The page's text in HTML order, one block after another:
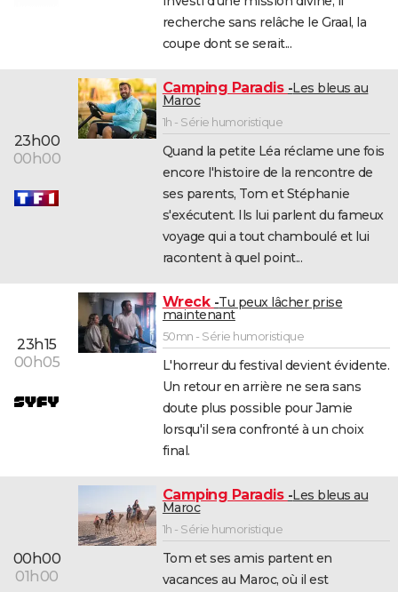
BONS PLANS
CARTE DE VOEUX
Carte de Noël
Carte Bonne année
Carte Saint-Valentin
Carte Pâques
Carte d'anniversaire
DICTIONNAIRE
Dictionnaire
Biographies
Citations
Expressions
Proverbes
PROGRAMME TV
Bricolage
Lifestyle
Culture
Sport
Auto
Television
Voyage
Cinema
recherche sans relâche le Graal, la
coupe dont se serait...
23h00
00h00
Camping Paradis Les bleus au
Maroc
1h - Série humoristique
Quand la petite Léa réclame une fois
encore l'histoire de la rencontre de
ses parents, Tom et Stéphanie
s'exécutent. Ils lui parlent du fameux
voyage qui a tout chamboulé et lui
racontent à quel point...
23h15
00h05
Wreck Tu peux lâcher prise
maintenant
50mn - Série humoristique
L'horreur du festival devient évidente.
Un retour en arrière ne sera sans
doute plus possible pour Jamie
lorsqu'il sera confronté à un choix
final.
00h00
01h00
Camping Paradis Les bleus au
Maroc
1h - Série humoristique
Tom et ses amis partent en
vacances au Maroc, où il est